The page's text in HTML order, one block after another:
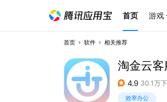
首页 游戏
首页 软件 相关推荐
淘金云客
4.9 30.1万
效率办公